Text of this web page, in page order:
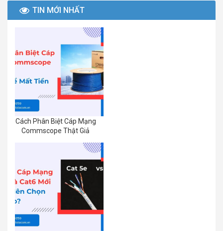
TIN MỚI NHẤT
Cách Phân Biệt Cáp Mạng
Commscope Thật Giả